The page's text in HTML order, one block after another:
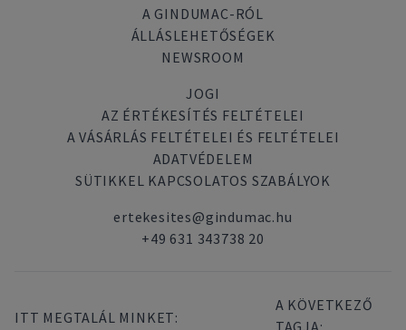
A GINDUMAC-RÓL
ÁLLÁSLEHETŐSÉGEK
NEWSROOM
JOGI
AZ ÉRTÉKESÍTÉS FELTÉTELEI
A VÁSÁRLÁS FELTÉTELEI ÉS FELTÉTELEI
ADATVÉDELEM
SÜTIKKEL KAPCSOLATOS SZABÁLYOK
ertekesites@gindumac.hu
+49 631 343738 20
ITT MEGTALÁL MINKET:
A KÖVETKEZŐ
TAGJA: